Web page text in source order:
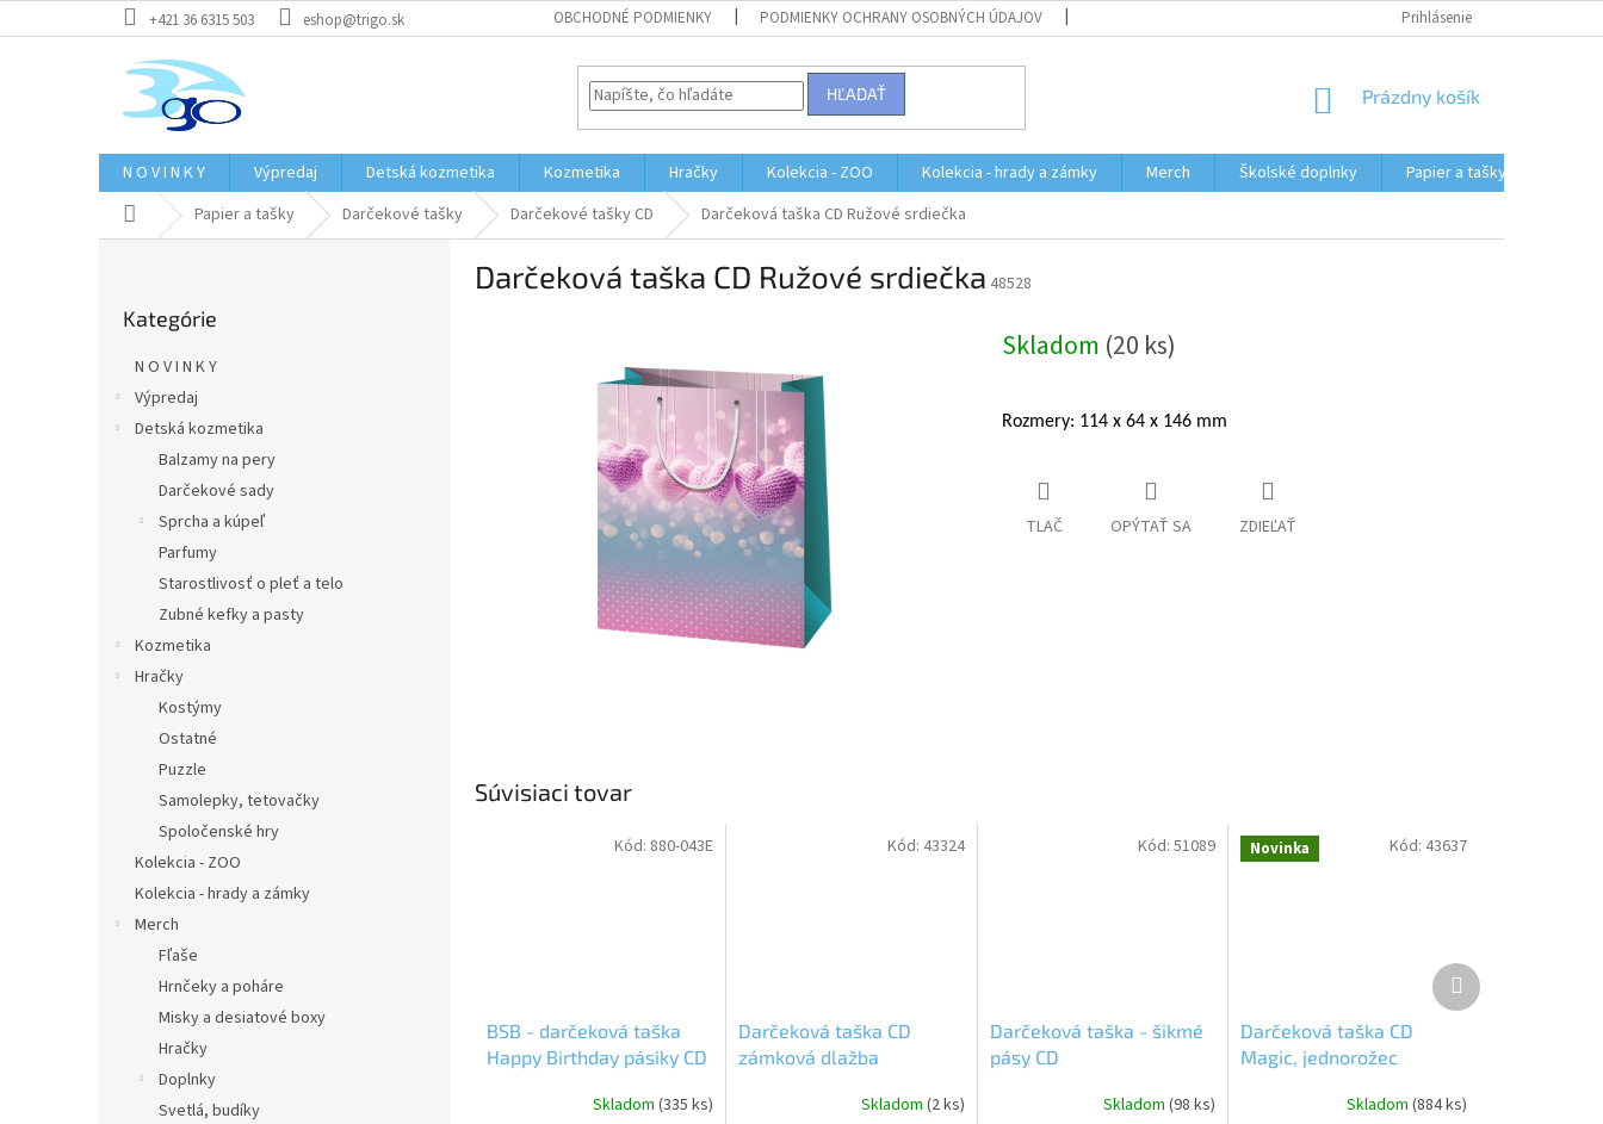
na
+421 36 6315 503 eshop@trigo.sk OBCHODNÉ PODMIENKY PODMIENKY OCHRANY OSOBNÝCH ÚDAJOV MOJA OBJEDNÁVKAPrihlásenie
HĽADAŤ
NÁKUPNÝ
Prázdny košík
N O V I N K Y Výpredaj Detská kozmetika Kozmetika Hračky Kolekcia - ZOO Kolekcia - hrady a zámky Merch Školské doplnky Papier a tašky
DomovPapier a tašky Darčekové tašky Darčekové tašky CD Darčeková taška CD Ružové srdiečka
kategórie
Kategórie
N O V I N K Y
Výpredaj
Detská kozmetika
Balzamy na pery
Darčekové sady
Sprcha a kúpeľ
Parfumy
Starostlivosť o pleť a telo
Zubné kefky a pasty
Kozmetika
Hračky
Kostýmy
Ostatné
Puzzle
Samolepky, tetovačky
Spoločenské hry
Kolekcia - ZOO
Kolekcia - hrady a zámky
Merch
Fľaše
Hrnčeky a poháre
Misky a desiatové boxy
Hračky
Doplnky
Svetlá, budíky
Darčeková taška CD Ružové srdiečka 48528
Skladom (20 ks)
Rozmery: 114 x 64 x 146 mm
TLAČ OPÝTAŤ SA ZDIEĽAŤ
Súvisiaci tovar
BSB - darčeková taška
Happy Birthday pásiky CD
Skladom (335 ks)
Kód: 880-043E
Darčeková taška CD
zámková dlažba
Skladom (2 ks)
Kód: 43324
Darčeková taška - šikmé
pásy CD
Skladom(98 ks)
Kód:51089 Novinka
Darčeková taška CD
Magic, jednorožec
Skladom (884 ks)
Kód: 43637
Ďalší
produkt